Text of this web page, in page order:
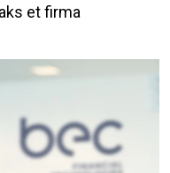
et firma